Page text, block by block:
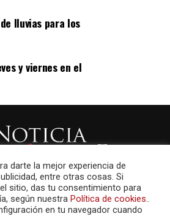
lluvias para los
y viernes en el
darte la mejor experiencia de
entre otras cosas. Si
sitio, das tu consentimiento para
según nuestra Política de cookies..
en tu navegador cuando